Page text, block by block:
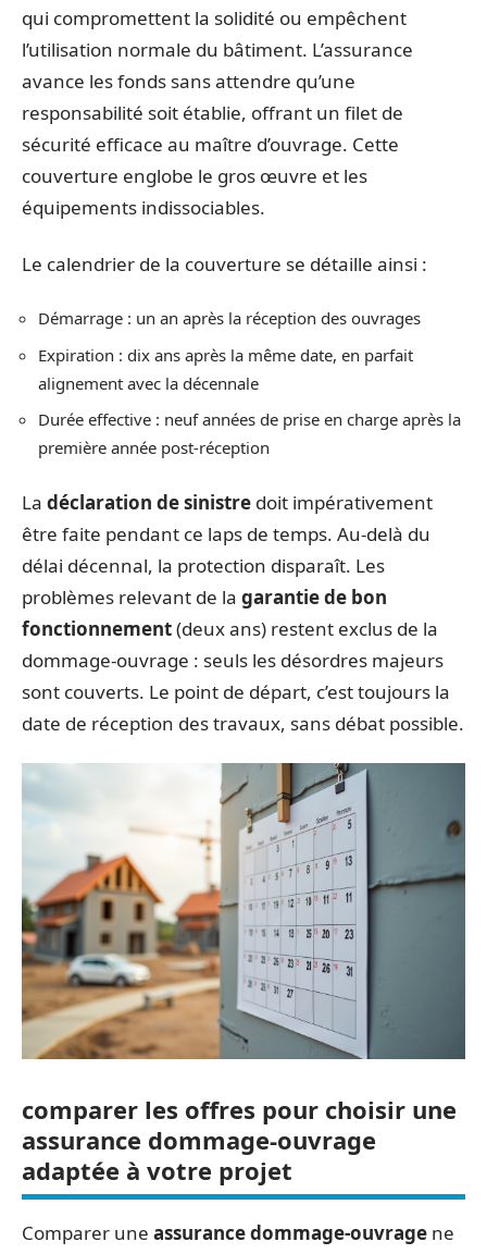
qui compromettent la solidité ou empêchent
l’utilisation normale du bâtiment. L’assurance
avance les fonds sans attendre qu’une
responsabilité soit établie, offrant un filet de
sécurité efficace au maître d’ouvrage. Cette
couverture englobe le gros œuvre et les
équipements indissociables.
Le calendrier de la couverture se détaille ainsi :
Démarrage : un an après la réception des ouvrages
Expiration : dix ans après la même date, en parfait
alignement avec la décennale
Durée effective : neuf années de prise en charge après la
première année post-réception
La déclaration de sinistre doit impérativement
être faite pendant ce laps de temps. Au-delà du
délai décennal, la protection disparaît. Les
problèmes relevant de la garantie de bon
fonctionnement(deux ans) restent exclus de la
dommage-ouvrage : seuls les désordres majeurs
sont couverts. Le point de départ, c’est toujours la
date de réception des travaux, sans débat possible.
comparer les offres pour choisir une
assurance dommage-ouvrage
adaptée à votre projet
Comparer une assurance dommage-ouvrage ne